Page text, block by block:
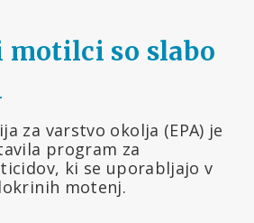
so slabo
za varstvo okolja (EPA) je
program za
ki se uporabljajo v
motenj.